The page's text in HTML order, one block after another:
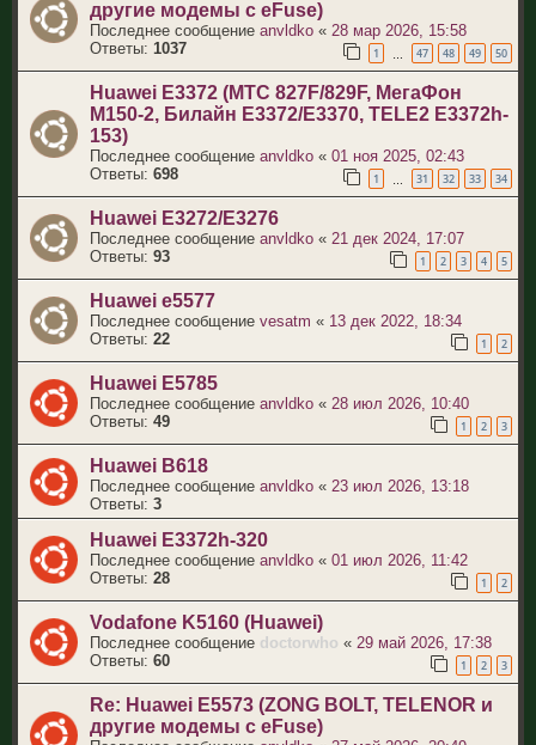
другие модемы с eFuse)
Последнее сообщение anvldko « 28 мар 2026, 15:58
Ответы: 1037 1 47 48 49 50
Huawei E3372 (МТС 827F/829F, МегаФон
M150-2, Билайн E3372/E3370, TELE2 E3372h-
153)
Последнее сообщение anvldko « 01 ноя 2025, 02:43
Ответы: 698 1 31 32 33 34
Huawei E3272/E3276
Последнее сообщение anvldko « 21 дек 2024, 17:07
Ответы: 93 1 2 3 4 5
Huawei e5577
Последнее сообщение vesatm « 13 дек 2022, 18:34
Ответы: 22 1 2
Huawei E5785
Последнее сообщение anvldko « 28 июл 2026, 10:40
Ответы: 49 1 2 3
Huawei B618
Последнее сообщение anvldko « 23 июл 2026, 13:18
Ответы: 3
Huawei E3372h-320
Последнее сообщение anvldko « 01 июл 2026, 11:42
Ответы: 28 1 2
Vodafone K5160 (Huawei)
Последнее сообщение doctorwho « 29 май 2026, 17:38
Ответы: 60 1 2 3
Re: Huawei E5573 (ZONG BOLT, TELENOR и
другие модемы с eFuse)